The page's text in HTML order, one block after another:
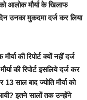
आलोक मौर्या के खिलाफ
उनका मुकदमा दर्ज कर लिया
की रिपोर्ट क्यों नहीं दर्ज
की रिपोर्ट इसलिये दर्ज कर
साल बाद ज्योति मौर्या को
इतने सालों तक उन्होंने